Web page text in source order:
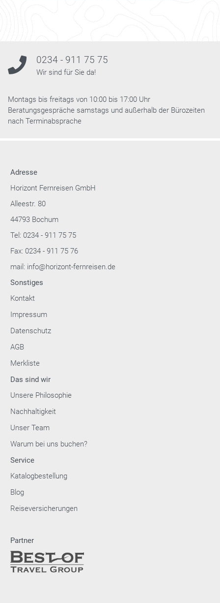
0234 - 911 75 75
Wir sind für Sie da!
Montags bis freitags von 10:00 bis 17:00 Uhr
Beratungsgespräche samstags und außerhalb der Bürozeiten
nach Terminabsprache
Adresse
Horizont Fernreisen GmbH
Alleestr. 80
44793 Bochum
Tel: 0234 - 911 75 75
Fax: 0234 - 911 75 76
mail: info@horizont-fernreisen.de
Sonstiges
Kontakt
Impressum
Datenschutz
AGB
Merkliste
Das sind wir
Unsere Philosophie
Nachhaltigkeit
Unser Team
Warum bei uns buchen?
Service
Katalogbestellung
Blog
Reiseversicherungen
Partner